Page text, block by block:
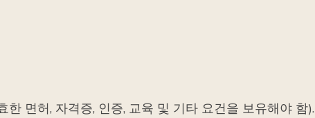
면허, 자격증, 인증, 교육 및 기타 요건을 보유해야 함).